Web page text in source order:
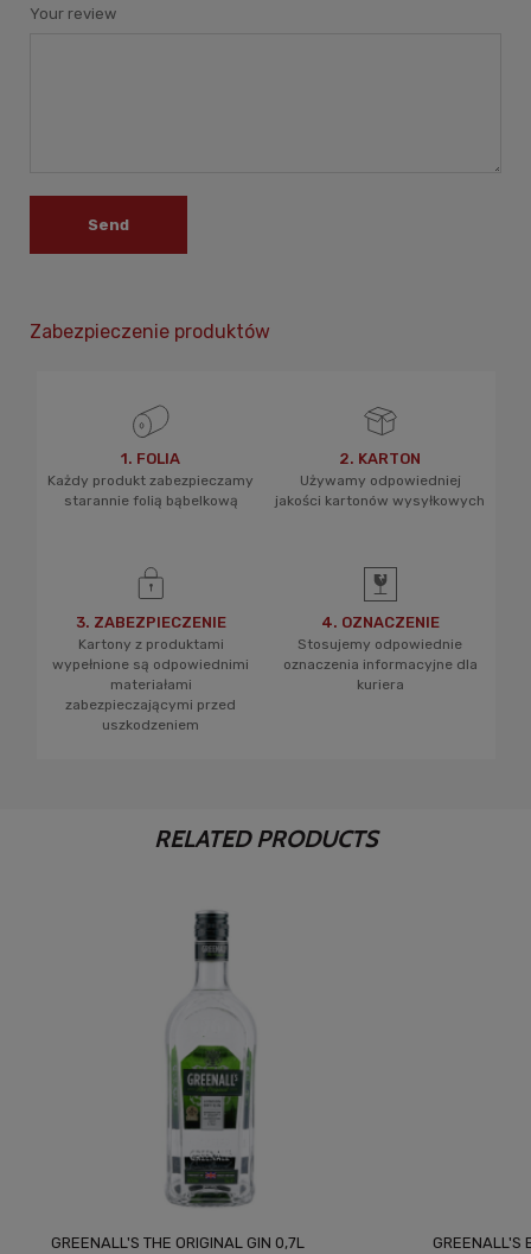
Your review
Send
Zabezpieczenie produktów
1. FOLIA
Każdy produkt zabezpieczamy
starannie folią bąbelkową
2. KARTON
Używamy odpowiedniej
jakości kartonów wysyłkowych
3. ZABEZPIECZENIE
Kartony z produktami
wypełnione są odpowiednimi
materiałami
zabezpieczającymi przed
uszkodzeniem
4. OZNACZENIE
Stosujemy odpowiednie
oznaczenia informacyjne dla
kuriera
RELATED PRODUCTS
GREENALL'S THE ORIGINAL GIN 0,7L GREENALL'S